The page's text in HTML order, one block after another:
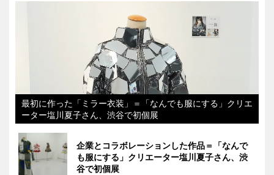
最初に作った「ミラー衣装」＝「なんでも服にする」クリエ
ーター塩川夏子さん、渋谷で初個展
企業とコラボレーションした作品＝「なんで
も服にする」クリエーター塩川夏子さん、渋
谷で初個展